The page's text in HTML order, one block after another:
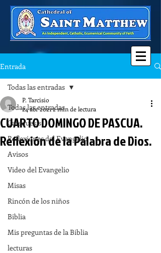
Entrada
Todas las entradas
Catequesis
Reflexiones del Evangelio
Avisos
Video del Evangelio
Misas
Rincón de los niños
Biblia
Mis preguntas de la Biblia
lecturas
Todas las entradas
CUARTO DOMINGO DE PASCUA.
Reflexión de la Palabra de Dios.
P. Tarcisio
24 abr 20212 min de lectura